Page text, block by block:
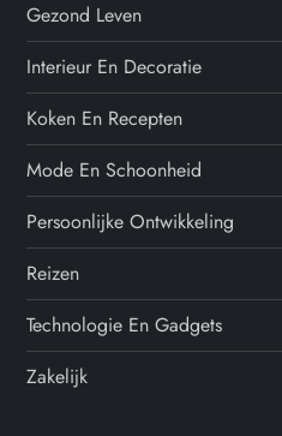
Gezond Leven
Interieur En Decoratie
Koken En Recepten
Mode En Schoonheid
Persoonlijke Ontwikkeling
Reizen
Technologie En Gadgets
Zakelijk